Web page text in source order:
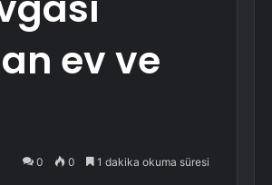
ev ve
0 0 1 dakika okuma süresi